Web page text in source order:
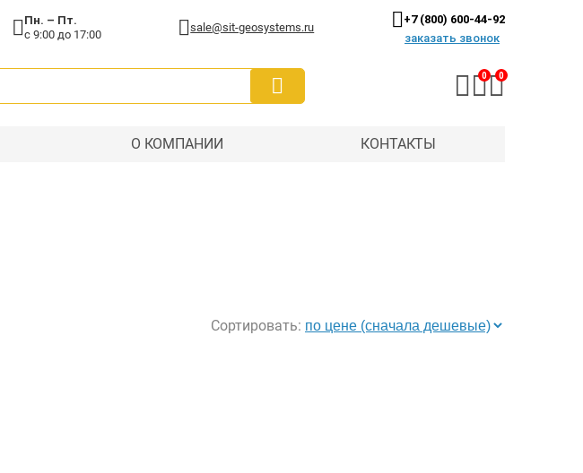
Пн. – Пт.
с 9:00 до 17:00
sale@sit-geosystems.ru
+7 (800) 600-44-92
заказать звонок
0 0
О КОМПАНИИ КОНТАКТЫ
Сортировать: